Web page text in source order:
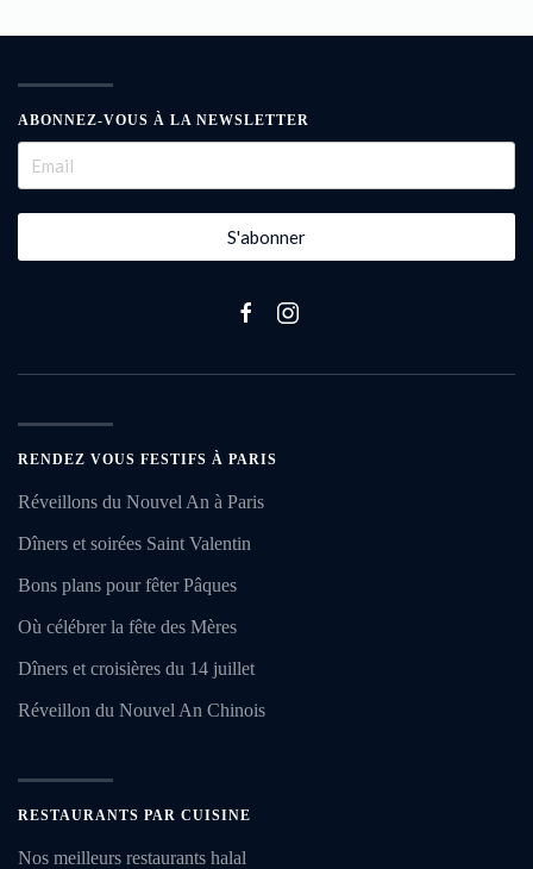
ABONNEZ-VOUS À LA NEWSLETTER
S'abonner
RENDEZ VOUS FESTIFS À PARIS
Réveillons du Nouvel An à Paris
Dîners et soirées Saint Valentin
Bons plans pour fêter Pâques
Où célébrer la fête des Mères
Dîners et croisières du 14 juillet
Réveillon du Nouvel An Chinois
RESTAURANTS PAR CUISINE
Nos meilleurs restaurants halal